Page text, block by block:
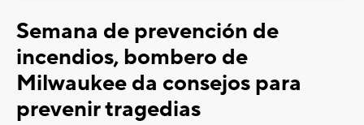
Semana de prevención de
incendios, bombero de
Milwaukee da consejos para
prevenir tragedias